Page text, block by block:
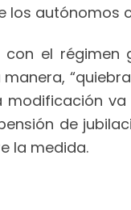
los autónomos
el régimen
de
la medida.